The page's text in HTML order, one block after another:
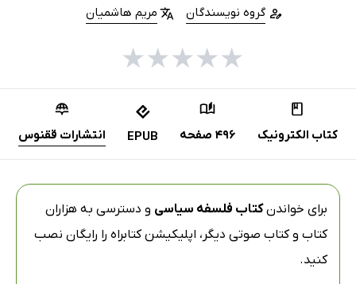
گروه نویسندگان مریم هاشمیان
★
★
★
★
★
کتاب الکترونیک 496 صفحه EPUB انتشارات ققنوس
برای خواندنکتاب فلسفه سیاسی و دسترسی به هزاران
کتاب و کتاب صوتی دیگر، اپلیکیشن کتابراه را رایگان نصب
کنید.